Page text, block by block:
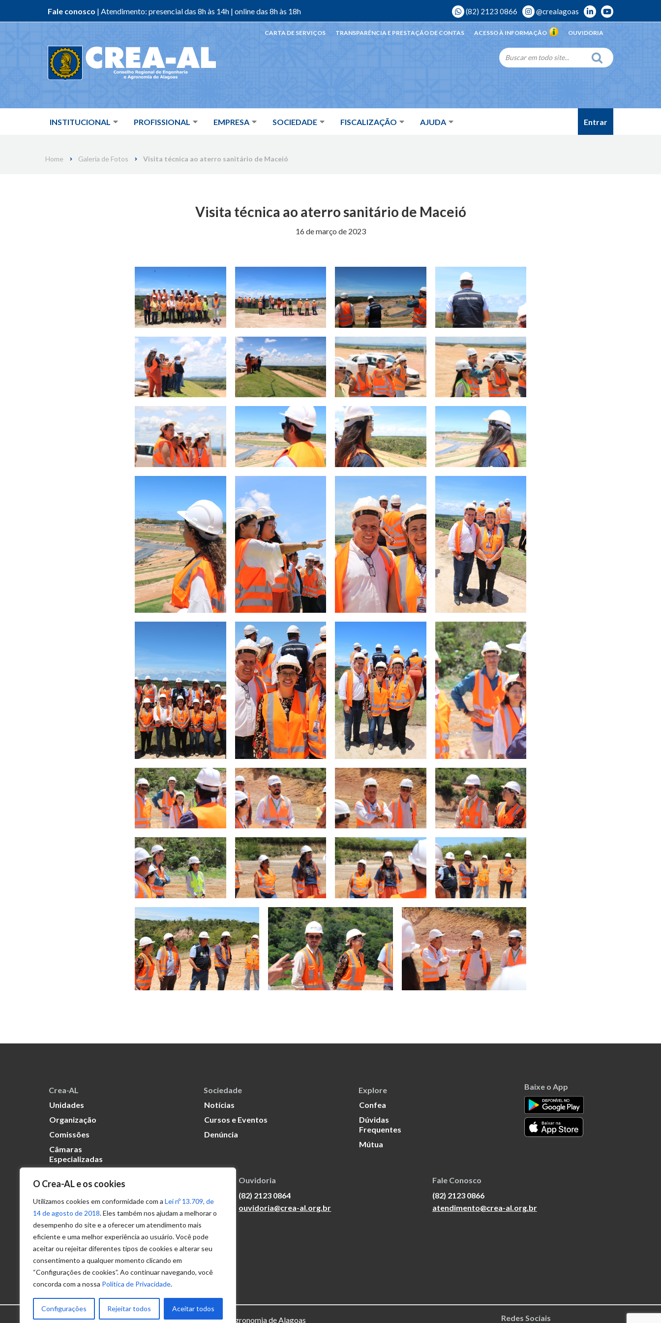
O Crea-AL e os cookies
Utilizamos cookies em conformidade com a Lei nº 13.709, de
14 de agosto de 2018. Eles também nos ajudam a melhorar o
desempenho do site e a oferecer um atendimento mais
eficiente e uma melhor experiência ao usuário. Você pode
aceitar ou rejeitar diferentes tipos de cookies e alterar seu
consentimento a qualquer momento clicando em
“Configurações de cookies”. Ao continuar navegando, você
concorda com a nossa Política de Privacidade.
Configurações Rejeitar todos Aceitar todos
Fale conosco | Atendimento: presencial das 8h às 14h | online das 8h às 18h (82) 2123 0866 @crealagoas
INSTITUCIONAL PROFISSIONAL EMPRESA SOCIEDADE FISCALIZAÇÃO AJUDA
OUVIDORIA
ACESSO À INFORMAÇÃO
TRANSPARÊNCIA E PRESTAÇÃO DE CONTAS
CARTA DE SERVIÇOS
Entrar
Home Galeria de Fotos Visita técnica ao aterro sanitário de Maceió
Visita técnica ao aterro sanitário de Maceió
16 de março de 2023
Crea-AL
Unidades
Organização
Comissões
Câmaras
Especializadas
Sociedade
Notícias
Cursos e Eventos
Denúncia
Explore
Confea
Dúvidas
Frequentes
Mútua
Baixe o App
Transparência
Portal
Acesso à
Informação
Política de
Privacidade de
Dados
Ouvidoria
(82) 2123 0864
ouvidoria@crea-al.org.br
Fale Conosco
(82) 2123 0866
atendimento@crea-al.org.br
© 2025 – Conselho Regional de Engenharia e Agronomia de Alagoas Redes Sociais